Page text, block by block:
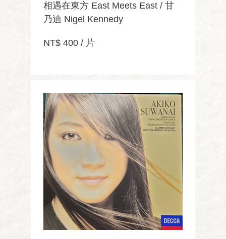
相遇在東方 East Meets East / 甘
乃迪 Nigel Kennedy
NT$ 400 / 片